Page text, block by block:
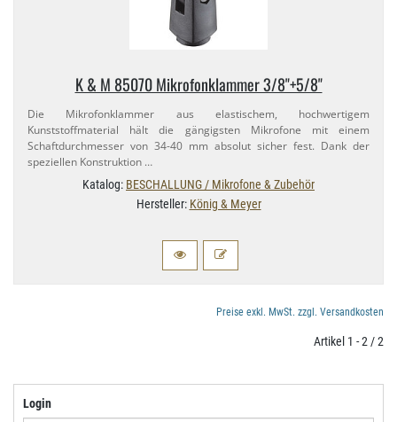
K & M 85070 Mikrofonklammer 3/​8"+​5/8"
Die Mikrofonklammer aus elastischem, hochwertigem
Kunststoffmaterial hält die gängigsten Mikrofone mit einem
Schaftdurchmesser von 34-​40 mm absolut sicher fest. Dank der
speziellen Konstruktion …
Katalog: BESCHALLUNG / Mikrofone & Zubehör
Hersteller: König & Meyer
Preise exkl. MwSt. zzgl. Versandkosten
Artikel 1 - 2 / 2
Login